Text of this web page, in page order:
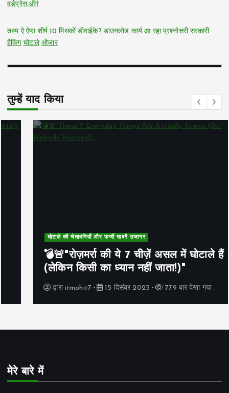
वर्डप्रेस.ऑर्ग
तथ्य ऐ ऐप्स शीर्ष 10 मिथकों डीवाईके? डाउनलोड कार्य आ रहा प्रश्नोत्तरी सरकारी
हैकिंग घोटाले औजार
तुम्हें याद किया
घोटाले की चेतावनियाँ और फर्जी खबरें उजागर
💣🚨"रोज़मर्रा की ये 7 चीज़ें असल में घोटाले हैं
(लेकिन किसी का ध्यान नहीं जाता!)"
itmohit7 15 दिसंबर 2025 779 बार देखा गया
मेरे बारे में